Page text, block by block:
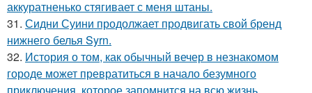
аккуратненько стягивает с меня штаны.
31. Сидни Суини продолжает продвигать свой бренд
нижнего белья Syrn.
32. История о том, как обычный вечер в незнакомом
городе может превратиться в начало безумного